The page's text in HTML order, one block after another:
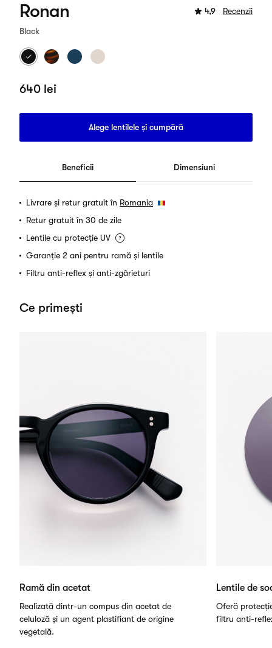
Ronan 4,9 Recenzii
Black
640 lei
Alege lentilele și cumpără
Beneficii Dimensiuni
Livrare și retur gratuit în Romania
Retur gratuit în 30 de zile
Lentile cu protecție UV
Garanție 2 ani pentru ramă și lentile
Filtru anti-reflex și anti-zgârieturi
Ce primești
Ramă din acetat
Realizată dintr-un compus din acetat de
celuloză și un agent plastifiant de origine
vegetală.
Lentile de
Oferă
filtru anti-